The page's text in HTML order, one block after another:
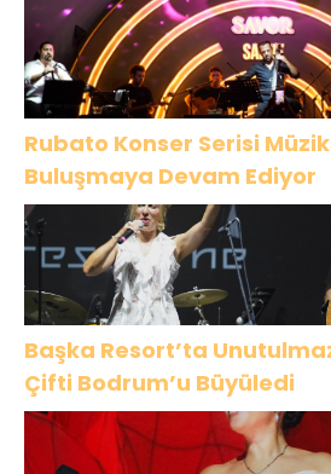
Rubato Konser Serisi
Buluşmaya Devam Ediyor
Başka Resort’ta Unutulmaz
Çifti Bodrum’u Büyüledi